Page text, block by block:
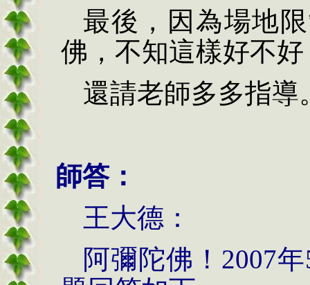
最後，因為場地
佛，不知這樣好不好
還請老師多多指導
師答：
王大德：
阿彌陀佛！2007年